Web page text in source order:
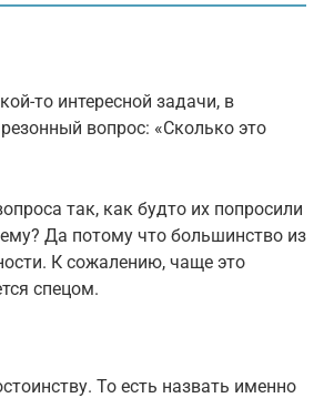
то интересной задачи, в
вопрос: «Сколько это
так, как будто их попросили
Да потому что большинство из
К сожалению, чаще это
спецом.
То есть назвать именно